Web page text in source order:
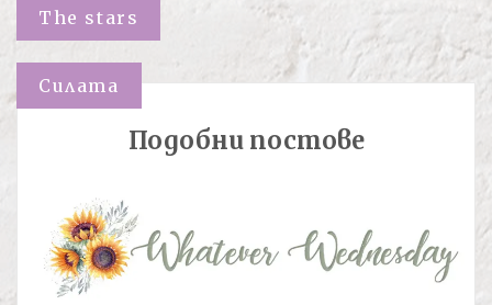
Навигация
The stars
Силата
Подобни постове